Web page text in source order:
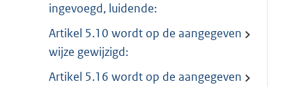
ingevoegd, luidende:
Artikel 5.10 wordt op de aangegeven
wijze gewijzigd:
Artikel 5.16 wordt op de aangegeven